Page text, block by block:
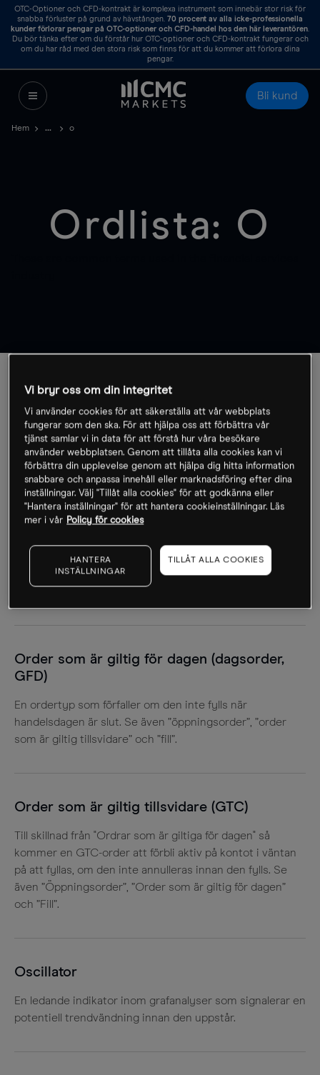
OTC-Optioner och CFD-kontrakt är komplexa instrument som innebär stor risk för
snabba förluster på grund av hävstången. 70 procent av alla icke-professionella
kunder förlorar pengar på OTC-optioner och CFD-handel hos den här leverantören
Du bör tänka efter om du förstår hur OTC-optioner och CFD-kontrakt fungerar och
om du har råd med den stora risk som finns för att du kommer att förlora dina
pengar.
Bli kund
Hem o
Ordlista: O
A B C D E
J K L M N O P Q
S T U V W X Y Z Ö
En uppmaning från en kund till en mäklare/handlare för
att köpa eller sälja om en viss kurs uppnås. Ordern är
Order som är giltig för dagen (dagsorder,
GFD)
En ordertyp som förfaller om den inte fylls när
handelsdagen är slut. Se även ”öppningsorder”, ”order
som är giltig tillsvidare” och ”fill”.
Order som är giltig tillsvidare (GTC)
Till skillnad från "Ordrar som är giltiga för dagen" så
kommer en GTC-order att förbli aktiv på kontot i väntan
på att fyllas, om den inte annulleras innan den fylls. Se
även ”Öppningsorder”, ”Order som är giltig för dagen”
och ”Fill”.
Oscillator
En ledande indikator inom grafanalyser som signalerar en
potentiell trendvändning innan den uppstår.
Vi bryr oss om din integritet
Vi använder cookies för att säkerställa att vår webbplats
fungerar som den ska. För att hjälpa oss att förbättra vår
tjänst samlar vi in data för att förstå hur våra besökare
använder webbplatsen. Genom att tillåta alla cookies kan vi
förbättra din upplevelse genom att hjälpa dig hitta information
snabbare och anpassa innehåll eller marknadsföring efter dina
inställningar. Välj "Tillåt alla cookies" för att godkänna eller
"Hantera inställningar" för att hantera cookieinställningar. Läs
mer i vår Policy för cookies
HANTERA
INSTÄLLNINGAR
TILLÅT ALLA COOKIES